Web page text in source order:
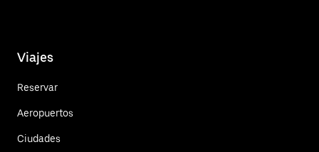
Viajes
Reservar
Aeropuertos
Ciudades